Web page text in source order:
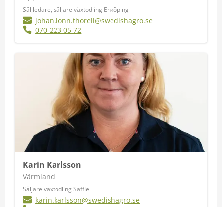
Säljledare, säljare växtodling Enköping
johan.lonn.thorell@swedishagro.se
070-223 05 72
Karin Karlsson
Värmland
Säljare växtodling Säffle
karin.karlsson@swedishagro.se